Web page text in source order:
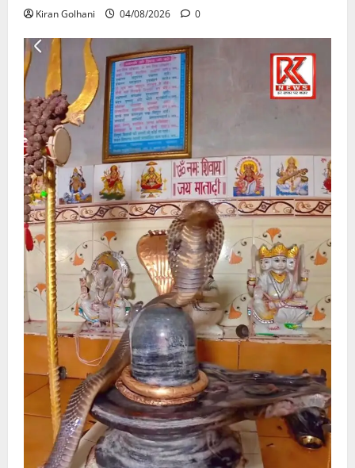
Kiran Golhani 04/08/2026 0